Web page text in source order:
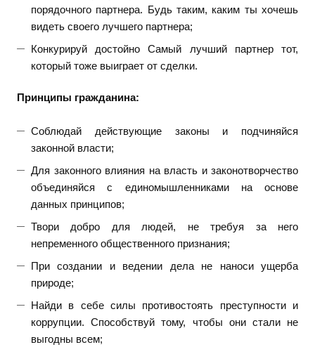
порядочного партнера. Будь таким, каким ты хочешь
видеть своего лучшего партнера;
Конкурируй достойно Самый лучший партнер тот,
который тоже выиграет от сделки.
Принципы гражданина:
Соблюдай действующие законы и подчиняйся
законной власти;
Для законного влияния на власть и законотворчество
объединяйся с единомышленниками на основе
данных принципов;
Твори добро для людей, не требуя за него
непременного общественного признания;
При создании и ведении дела не наноси ущерба
природе;
Найди в себе силы противостоять преступности и
коррупции. Способствуй тому, чтобы они стали не
выгодны всем;